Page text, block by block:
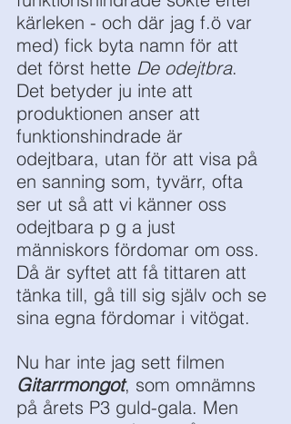
kärleken - och där jag f.ö var
med) fick byta namn för att
det först hette De odejtbra.
Det betyder ju inte att
produktionen anser att
funktionshindrade är
odejtbara, utan för att visa på
en sanning som, tyvärr, ofta
ser ut så att vi känner oss
odejtbara p g a just
människors fördomar om oss.
Då är syftet att få tittaren att
tänka till, gå till sig själv och se
sina egna fördomar i vitögat.
Nu har inte jag sett filmen
Gitarrmongot, som omnämns
på årets P3 guld-gala. Men